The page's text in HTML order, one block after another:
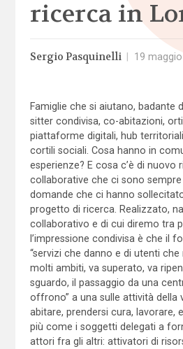
ricerca in
Sergio Pasquinelli 19
Famiglie che si aiutano, badante
sitter condivisa, co-abitazioni,
piattaforme digitali, hub
cortili sociali. Cosa hanno in
esperienze? E cosa c’è di nuovo
collaborative che ci sono
domande che ci hanno
progetto di ricerca. Realizzato,
collaborativo e di cui diremo tra
l’impressione condivisa è che il
“servizi che danno e di utenti
molti ambiti, va superato, va
sguardo, il passaggio da una
offrono” a una sulle attività della
abitare, prendersi cura, lavorare,
più come i soggetti delegati a
attori fra gli altri: attivatori di